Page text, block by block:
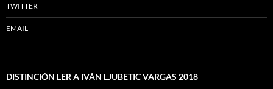
TWITTER
EMAIL
DISTINCIÓN LER A IVÁN LJUBETIC VARGAS 2018